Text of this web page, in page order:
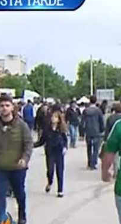
de junio de 2018, 17:01
chiringuito